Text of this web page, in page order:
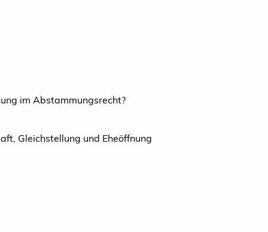
im Abstammungsrecht?
Gleichstellung und Eheöffnung